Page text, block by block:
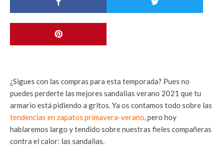
¿Sigues con las compras para esta temporada? Pues no
puedes perderte las mejores sandalias verano 2021 que tu
armario está pidiendo a gritos. Ya os contamos todo sobre las
tendencias en zapatos primavera-verano , pero hoy
hablaremos largo y tendido sobre nuestras fieles compañeras
contra el calor: las sandalias.